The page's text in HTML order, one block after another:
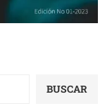
BUSCAR